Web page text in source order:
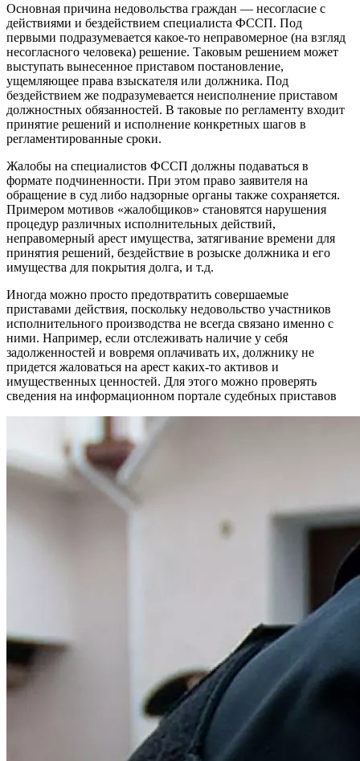
Основная причина недовольства граждан — несогласие с
действиями и бездействием специалиста ФССП. Под
первыми подразумевается какое-то неправомерное (на взгляд
несогласного человека) решение. Таковым решением может
выступать вынесенное приставом постановление,
ущемляющее права взыскателя или должника. Под
бездействием же подразумевается неисполнение приставом
должностных обязанностей. В таковые по регламенту входит
принятие решений и исполнение конкретных шагов в
регламентированные сроки.
Жалобы на специалистов ФССП должны подаваться в
формате подчиненности. При этом право заявителя на
обращение в суд либо надзорные органы также сохраняется.
Примером мотивов «жалобщиков» становятся нарушения
процедур различных исполнительных действий,
неправомерный арест имущества, затягивание времени для
принятия решений, бездействие в розыске должника и его
имущества для покрытия долга, и т.д.
Иногда можно просто предотвратить совершаемые
приставами действия, поскольку недовольство участников
исполнительного производства не всегда связано именно с
ними. Например, если отслеживать наличие у себя
задолженностей и вовремя оплачивать их, должнику не
придется жаловаться на арест каких-то активов и
имущественных ценностей. Для этого можно проверять
сведения на информационном портале судебных приставов